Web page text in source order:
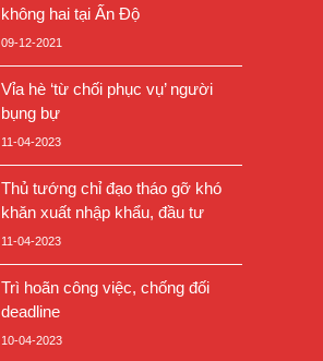
không hai tại Ấn Độ
09-12-2021
Vỉa hè ‘từ chối phục vụ’ người
bụng bự
11-04-2023
Thủ tướng chỉ đạo tháo gỡ khó
khăn xuất nhập khẩu, đầu tư
11-04-2023
Trì hoãn công việc, chống đối
deadline
10-04-2023